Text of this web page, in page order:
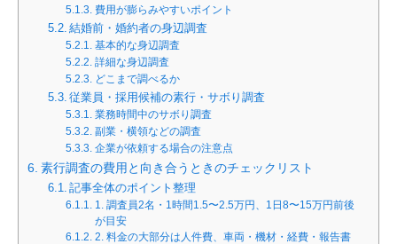
費用が膨らみやすいポイント
結婚前・婚約者の身辺調査
基本的な身辺調査
詳細な身辺調査
どこまで調べるか
従業員・採用候補の素行・サボり調査
業務時間中のサボり調査
副業・横領などの調査
企業が依頼する場合の注意点
素行調査の費用と向き合うときのチェックリスト
記事全体のポイント整理
1. 調査員2名・1時間1.5〜2.5万円、1日8〜15万円前後
が目安
2. 料金の大部分は人件費、車両・機材・経費・報告書